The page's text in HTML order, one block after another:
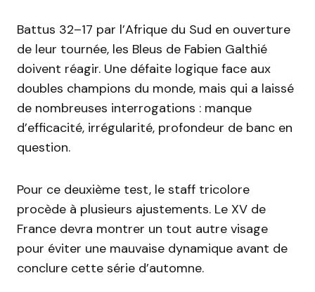
Battus 32–17 par l’Afrique du Sud en ouverture
de leur tournée, les Bleus de Fabien Galthié
doivent réagir. Une défaite logique face aux
doubles champions du monde, mais qui a laissé
de nombreuses interrogations : manque
d’efficacité, irrégularité, profondeur de banc en
question.
Pour ce deuxième test, le staff tricolore
procède à plusieurs ajustements. Le XV de
France devra montrer un tout autre visage
pour éviter une mauvaise dynamique avant de
conclure cette série d’automne.